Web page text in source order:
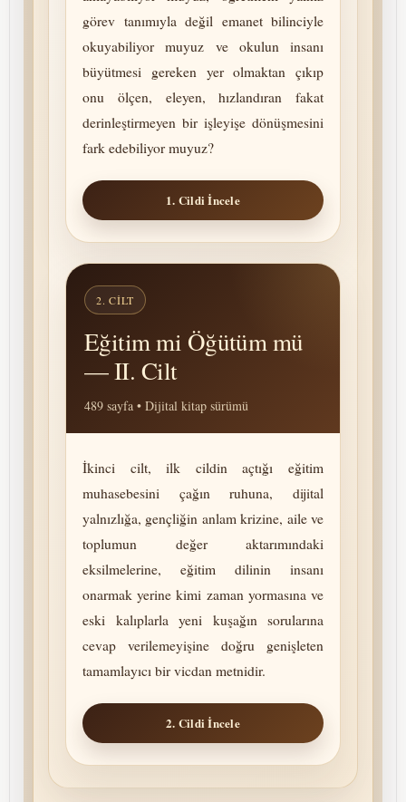
görev tanımıyla değil emanet bilinciyle
okuyabiliyor muyuz ve okulun insanı
büyütmesi gereken yer olmaktan çıkıp
onu ölçen, eleyen, hızlandıran fakat
derinleştirmeyen bir işleyişe dönüşmesini
fark edebiliyor muyuz?
1. Cildi İncele
2. CILT
Eğitim mi Öğütüm mü
— II. Cilt
489 sayfa • Dijital kitap sürümü
İkinci cilt, ilk cildin açtığı eğitim
muhasebesini çağın ruhuna, dijital
yalnızlığa, gençliğin anlam krizine, aile ve
toplumun değer aktarımındaki
eksilmelerine, eğitim dilinin insanı
onarmak yerine kimi zaman yormasına ve
eski kalıplarla yeni kuşağın sorularına
cevap verilemeyişine doğru genişleten
tamamlayıcı bir vicdan metnidir.
2. Cildi İncele